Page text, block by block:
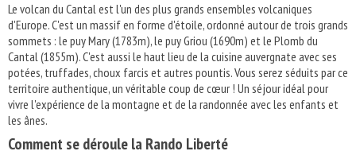
Le volcan du Cantal est l'un des plus grands ensembles volcaniques
d'Europe. C'est un massif en forme d'étoile, ordonné autour de trois grands
sommets : le puy Mary (1783m), le puy Griou (1690m) et le Plomb du
Cantal (1855m). C'est aussi le haut lieu de la cuisine auvergnate avec ses
potées, truffades, choux farcis et autres pountis. Vous serez séduits par ce
territoire authentique, un véritable coup de cœur ! Un séjour idéal pour
vivre l'expérience de la montagne et de la randonnée avec les enfants et
les ânes.
Comment se déroule la Rando Liberté